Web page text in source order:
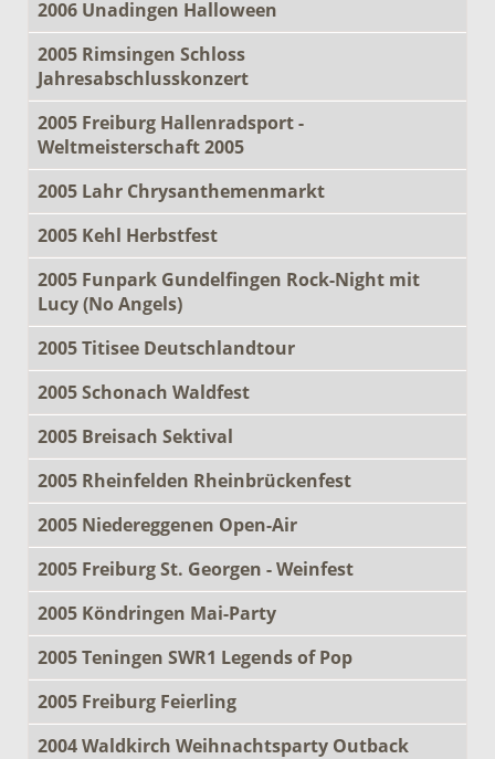
2006 Unadingen Halloween
2005 Rimsingen Schloss
Jahresabschlusskonzert
2005 Freiburg Hallenradsport -
Weltmeisterschaft 2005
2005 Lahr Chrysanthemenmarkt
2005 Kehl Herbstfest
2005 Funpark Gundelfingen Rock-Night mit
Lucy (No Angels)
2005 Titisee Deutschlandtour
2005 Schonach Waldfest
2005 Breisach Sektival
2005 Rheinfelden Rheinbrückenfest
2005 Niedereggenen Open-Air
2005 Freiburg St. Georgen - Weinfest
2005 Köndringen Mai-Party
2005 Teningen SWR1 Legends of Pop
2005 Freiburg Feierling
2004 Waldkirch Weihnachtsparty Outback